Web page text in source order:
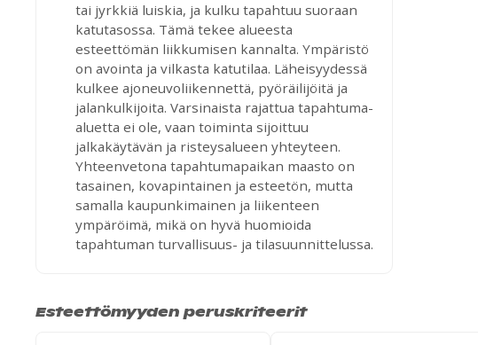
tai jyrkkiä luiskia, ja kulku tapahtuu suoraan
katutasossa. Tämä tekee alueesta
esteettömän liikkumisen kannalta. Ympäristö
on avointa ja vilkasta katutilaa. Läheisyydessä
kulkee ajoneuvoliikennettä, pyöräilijöitä ja
jalankulkijoita. Varsinaista rajattua tapahtuma-
aluetta ei ole, vaan toiminta sijoittuu
jalkakäytävän ja risteysalueen yhteyteen.
Yhteenvetona tapahtumapaikan maasto on
tasainen, kovapintainen ja esteetön, mutta
samalla kaupunkimainen ja liikenteen
ympäröimä, mikä on hyvä huomioida
tapahtuman turvallisuus- ja tilasuunnittelussa.
Esteettömyyden peruskriteerit